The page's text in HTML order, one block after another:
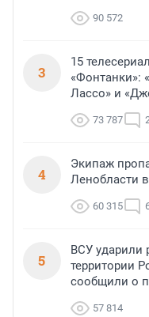
90 572
3
15
«Фонтанки»:
Лассо» и
73 787
4
Экипаж
Ленобласти
60 315
5
ВСУ ударили
территории
сообщили о
57 814